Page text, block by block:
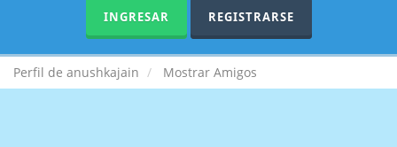
INGRESAR REGISTRARSE
Perfil de anushkajain Mostrar Amigos